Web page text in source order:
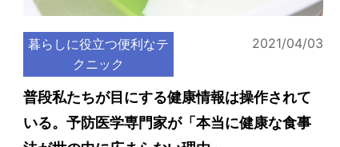
暮らしに役立つ便利なテ
クニック
2021/04/03
普段私たちが目にする健康情報は操作されて
いる。予防医学専門家が「本当に健康な食事